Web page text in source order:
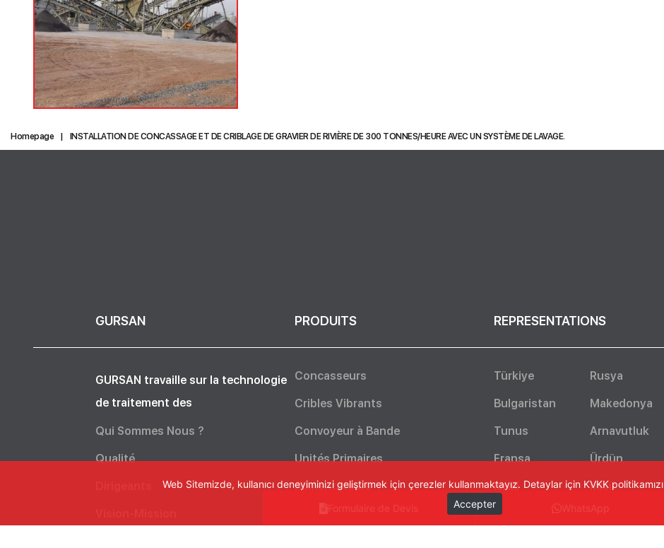
Formulaire de Devis WhatsApp
Homepage INSTALLATION DE CONCASSAGE ET DE CRIBLAGE DE GRAVIER DE RIVIÈRE DE 300 TONNES/HEURE AVEC UN SYSTÈME DE LAVAGE.
GURSAN
GURSAN travaille sur la technologie
de traitement des
Qui Sommes Nous ?
Qualité
PRODUITS
Concasseurs
Cribles Vibrants
Convoyeur à Bande
Unités Primaires
Alimentateurs
Classificateurs
REPRESENTATIONS
Türkiye Rusya
Bulgaristan Makedonya
Tunus Arnavutluk
Fransa Ürdün
Israil Misir
Kosova Porto riko
Web Sitemizde, kullanıcı deneyiminizi geliştirmek için çerezler kullanmaktayız. Detaylar için KVKK politikamızı
Accepter